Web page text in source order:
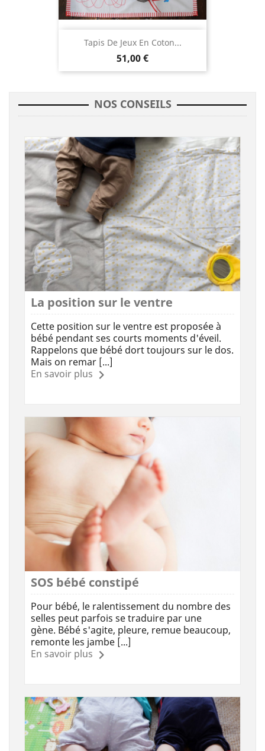
Tapis De Jeux En Coton...
51,00 €
NOS CONSEILS
La position sur le ventre
Cette position sur le ventre est proposée à
bébé pendant ses courts moments d'éveil.
Rappelons que bébé dort toujours sur le dos.
Mais on remar [...]
En savoir plus
SOS bébé constipé
Pour bébé, le ralentissement du nombre des
selles peut parfois se traduire par une
gène. Bébé s'agite, pleure, remue beaucoup,
remonte les jambe [...]
En savoir plus